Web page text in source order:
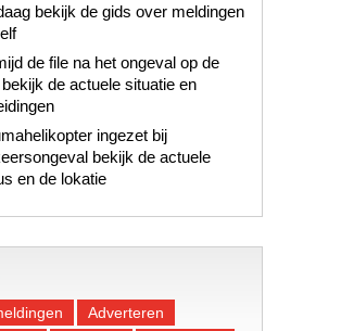
bekijk de gids over meldingen
de file na het ongeval op de
de actuele situatie en
ingezet bij
bekijk de actuele
en de lokatie
Adverteren